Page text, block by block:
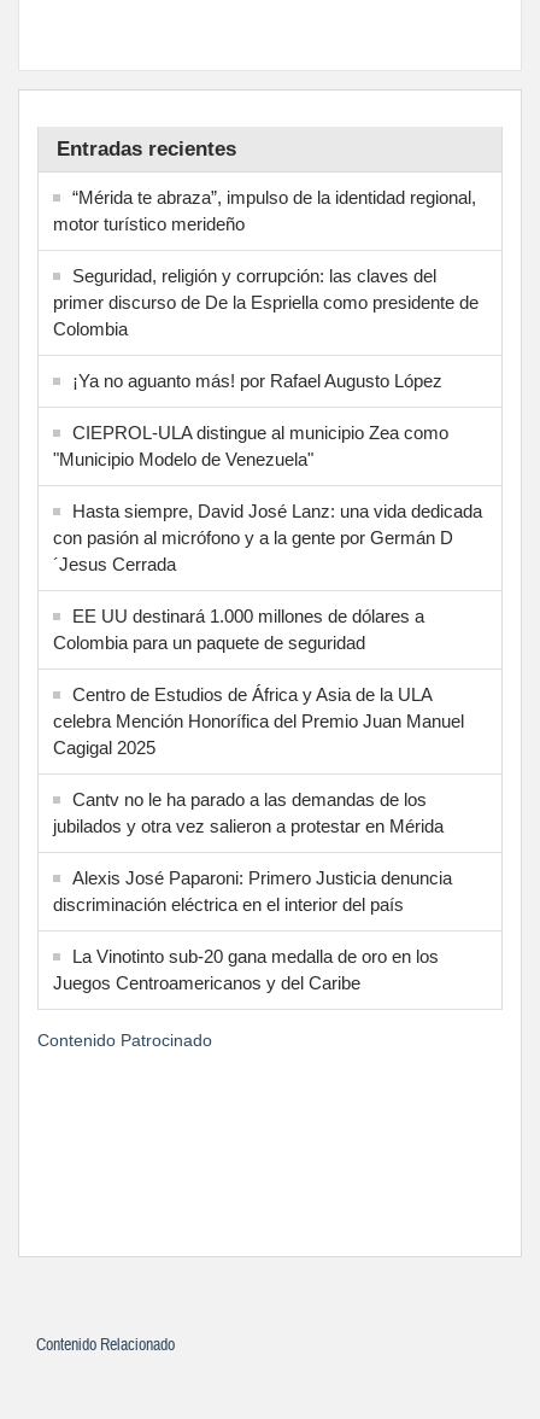
Entradas recientes
“Mérida te abraza”, impulso de la identidad regional,
motor turístico merideño
Seguridad, religión y corrupción: las claves del
primer discurso de De la Espriella como presidente de
Colombia
¡Ya no aguanto más! por Rafael Augusto López
CIEPROL-ULA distingue al municipio Zea como
"Municipio Modelo de Venezuela"
Hasta siempre, David José Lanz: una vida dedicada
con pasión al micrófono y a la gente por Germán D
´Jesus Cerrada
EE UU destinará 1.000 millones de dólares a
Colombia para un paquete de seguridad
Centro de Estudios de África y Asia de la ULA
celebra Mención Honorífica del Premio Juan Manuel
Cagigal 2025
Cantv no le ha parado a las demandas de los
jubilados y otra vez salieron a protestar en Mérida
Alexis José Paparoni: Primero Justicia denuncia
discriminación eléctrica en el interior del país
La Vinotinto sub-20 gana medalla de oro en los
Juegos Centroamericanos y del Caribe
Contenido Patrocinado
Contenido Relacionado